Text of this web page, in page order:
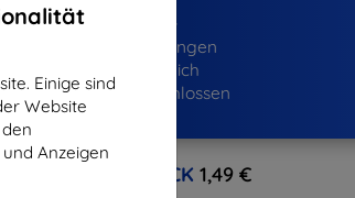
Einige sind
Website
Anzeigen
819530+
Bestellungen
erfolgreich
abgeschlossen
CASHBACK 1,49 €